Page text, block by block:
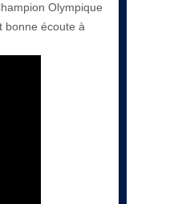
Olympique
bonne écoute à